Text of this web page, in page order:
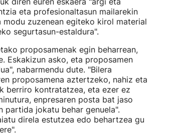
eta profesionaltasun mailarekin
zuzenean egiteko kirol material
segurtasun-estaldura".
proposamenak egin beharrean,
Eskakizun asko, eta proposamen
nabarmendu dute. "Bilera
proposamena aztertzeko, nahiz eta
berriro kontratatzea, eta ezer ez
enpresaren posta bat jaso
partida jokatu behar genuela".
direla estutzea edo behartzea gu